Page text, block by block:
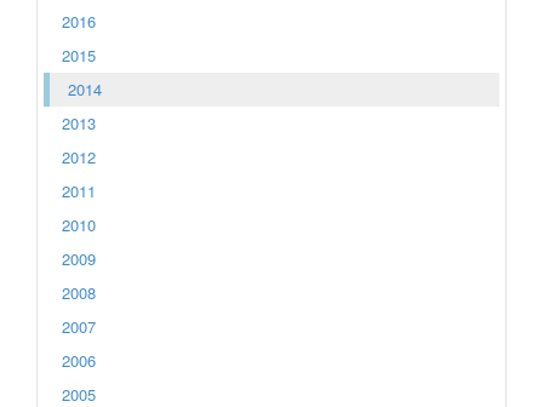
2016
2015
2014
2013
2012
2011
2010
2009
2008
2007
2006
2005